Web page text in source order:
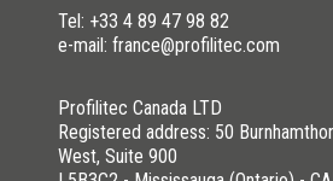
Tel: +33 4 89 47 98 82
e-mail: france@profilitec.com
Profilitec Canada LTD
Registered address: 50
West, Suite 900